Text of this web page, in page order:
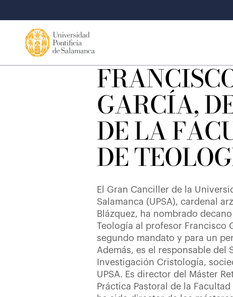
GARCÍA,
DE LA
DE
El Gran Canciller de la
Salamanca (UPSA), cardenal
Blázquez, ha nombrado
Teología al profesor Francisco
segundo mandato y para un
Además, es el responsable del
Investigación Cristología,
UPSA. Es director del Máster
Práctica Pastoral de la